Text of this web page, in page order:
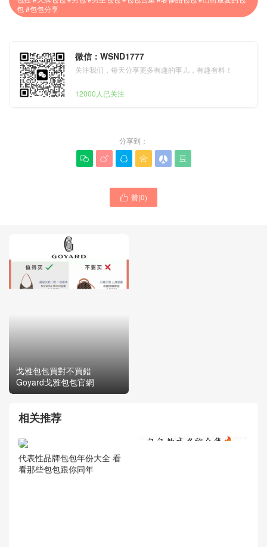
包 #包包分享
微信：WSND1777
关注我们，每天分享更多有趣的事儿，有趣有料！
12000人已关注
分享到：
     
 贊(0)
戈雅包包買對不買錯
Goyard戈雅包包官網
相关推荐
代表性品牌包包年份大全 看
看那些包包跟你同年